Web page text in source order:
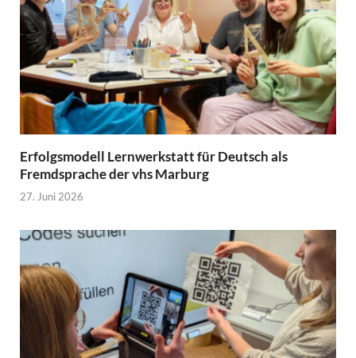
Erfolgsmodell Lernwerkstatt für Deutsch als
Fremdsprache der vhs Marburg
27. Juni 2026